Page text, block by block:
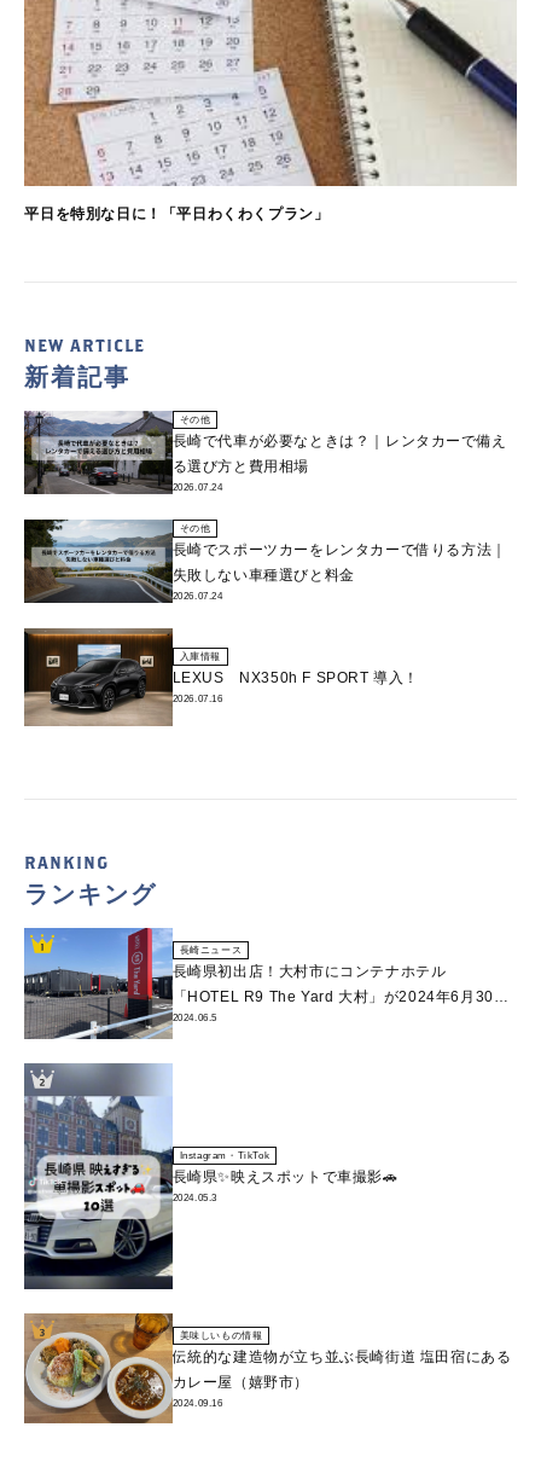
平日を特別な日に！「平日わくわくプラン」
NEW ARTICLE
新着記事
その他
長崎で代車が必要なときは？｜レンタカーで備え
る選び方と費用相場
2026.07.24
その他
長崎でスポーツカーをレンタカーで借りる方法｜
失敗しない車種選びと料金￼
2026.07.24
入庫情報
LEXUS NX350h F SPORT 導入！
2026.07.16
RANKING
ランキング
長崎ニュース
長崎県初出店！大村市にコンテナホテル
「HOTEL R9 The Yard 大村」が2024年6月30日
(日)開業、 九州全県に展開！同市と災害協定を締
2024.06.5
Instagram・TikTok
長崎県✨映えスポットで車撮影🚗
2024.05.3
美味しいもの情報
伝統的な建造物が立ち並ぶ長崎街道 塩田宿にある
カレー屋（嬉野市）
2024.09.16